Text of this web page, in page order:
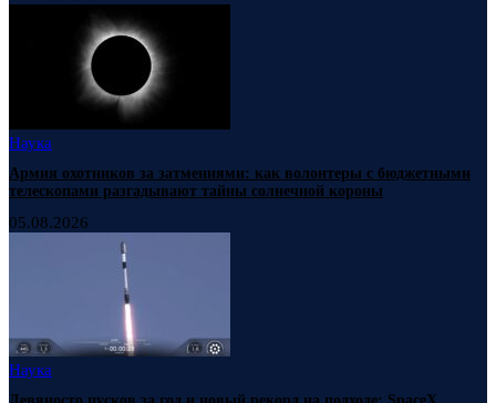
Наука
Армия охотников за затмениями: как волонтеры с бюджетными
телескопами разгадывают тайны солнечной короны
05.08.2026
Наука